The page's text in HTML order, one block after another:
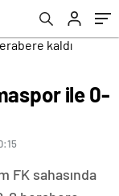
ile 0-
FK sahasında